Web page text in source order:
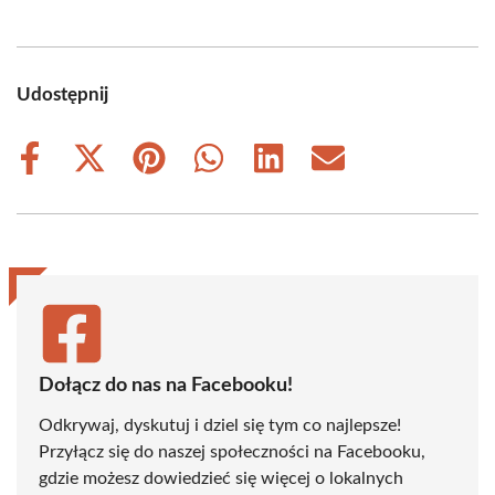
Udostępnij
Share
Share
(Twitter)
Share
Share
Share
Share
Dołącz do nas na Facebooku!
Odkrywaj, dyskutuj i dziel się tym co najlepsze!
Przyłącz się do naszej społeczności na Facebooku,
gdzie możesz dowiedzieć się więcej o lokalnych